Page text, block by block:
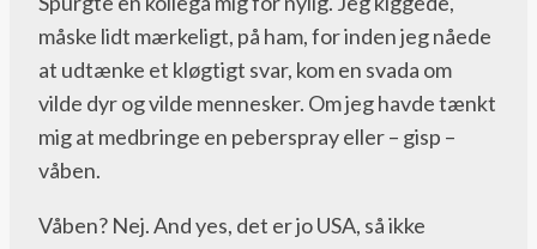
måske lidt mærkeligt, på ham, for inden jeg nåede
at udtænke et kløgtigt svar, kom en svada om
vilde dyr og vilde mennesker. Om jeg havde tænkt
mig at medbringe en peberspray eller – gisp –
våben.
Våben? Nej. And yes, det er jo USA, så ikke